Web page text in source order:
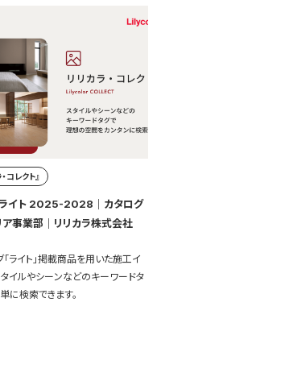
コレクト』
ライト 2025-2028｜カタログ
ア事業部｜リリカラ株式会社
ライト」掲載商品を用いた施工イ
イルやシーンなどのキーワードタ
に検索できます。